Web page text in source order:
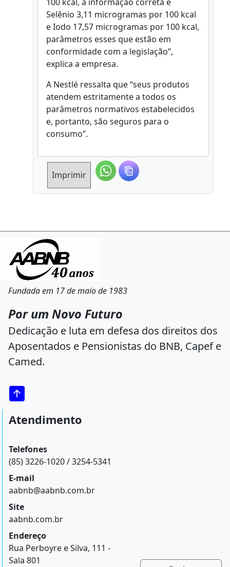
Selênio 3,11 microgramas por 100 kcal
e Iodo 17,57 microgramas por 100 kcal,
parâmetros esses que estão em
conformidade com a legislação”,
explica a empresa.
A Nestlé ressalta que “seus produtos
atendem estritamente a todos os
parâmetros normativos estabelecidos
e, portanto, são seguros para o
consumo”.
Imprimir
Fundada em 17 de maio de 1983
Por um Novo Futuro
Dedicação e luta em defesa dos direitos dos
Aposentados e Pensionistas do BNB, Capef e
Camed.
Atendimento
Telefones
(85) 3226-1020 / 3254-5341
E-mail
aabnb@aabnb.com.br
Site
aabnb.com.br
Endereço
Rua Perboyre e Silva, 111 -
Sala 801